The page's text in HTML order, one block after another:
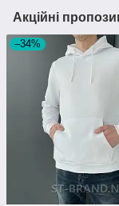
Акційні
–34%